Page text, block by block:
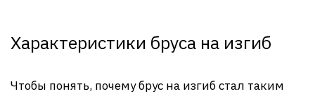
Характеристики бруса на изгиб
Чтобы понять, почему брус на изгиб стал таким